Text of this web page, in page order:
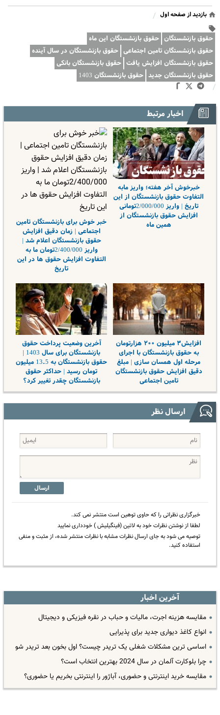
بازدید از صفحه اول /
حقوق بازنشستگان حقوق بازنشستگان این ماه
حقوق بازنشستگان تامین اجتماعی حقوق بازنشستگان در سال آینده
حقوق بازنشستگان افزایش یافت حقوق بازنشستگان بانکی
حقوق بازنشستگان جدید حقوق بازنشستگان 1403
/
اخبار مرتبط
خبرخوش آخر هفته؛ واریز مابه
التفاوت حقوق بازنشستگان از این
تاریخ | واریز 2/000/000تومانی
افزایش حقوق بازنشستگان از
همین ماه
خبر خوش برای بازنشستگان تامین
اجتماعی | زمان دقیق افزایش
حقوق بازنشستگان اعلام شد |
واریز 2/400/000تومان ما به
التفاوت افزایش حقوق ها در این
تاریخ
افزایش۳ میلیون ۲۰۰ هزارتومان
به حقوق بازنشستگان با اجرای
مرحله اول همسان سازی | مبلغ
دقیق افزایش حقوق بازنشستگان
تامین اجتماعی
آخرین وضعیت پرداخت حقوق
بازنشستگان برای سال 1403 |
حقوق بازنشستگان به 13.5 میلیون
تومان رسید | حداکثر حقوق
بازنشستگان چقدر تغییر کرد؟
ارسال نظر
ارسال
خبرگزاری نظراتی را که حاوی توهین است منتشر نمی کند.
لطفا از نوشتن نظرات خود به لاتین (فینگیلیش ) خودداری نمایید
توصیه می شود به جای ارسال نظرات مشابه با نظرات منتشر شده، از مثبت و منفی
استفاده کنید.
آخرین اخبار
مقایسه هزینه اجرت، مالیات و حباب در نقره فیزیکی و دیجیتال
انواع کاغذ دیواری جدید برای پذیرایی
اساسی ترین مشکلات شغلی یک تریدر چیست؟ اول بخون بعد تریدر شو
چرا بلوکارت آلمان در سال 2024 بهترین انتخاب است؟
مقایسه خرید اینترنتی و حضوری، آباژور را اینترنتی بخریم یا حضوری؟